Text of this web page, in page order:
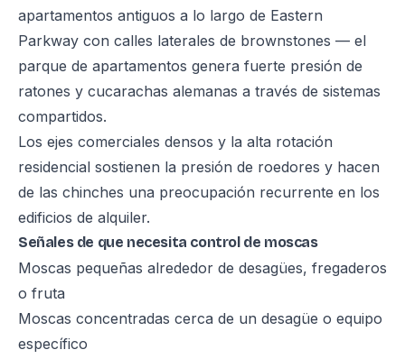
apartamentos antiguos a lo largo de Eastern
Parkway con calles laterales de brownstones — el
parque de apartamentos genera fuerte presión de
ratones y cucarachas alemanas a través de sistemas
compartidos.
Los ejes comerciales densos y la alta rotación
residencial sostienen la presión de roedores y hacen
de las chinches una preocupación recurrente en los
edificios de alquiler.
Señales de que necesita control de moscas
Moscas pequeñas alrededor de desagües, fregaderos
o fruta
Moscas concentradas cerca de un desagüe o equipo
específico